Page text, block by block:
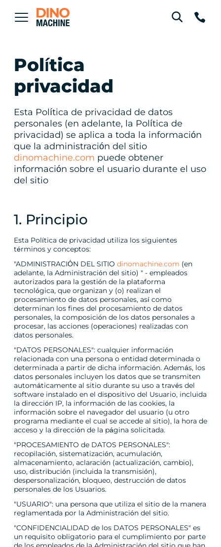
Política
privacidad
Esta Política de privacidad de datos
personales (en adelante, la Política de
privacidad) se aplica a toda la información
que la administración del sitio
dinomachine.com puede obtener
información sobre el usuario durante el uso
del sitio
1. Principio
Esta Política de privacidad utiliza los siguientes
términos y conceptos:
"ADMINISTRACIÓN DEL SITIO dinomachine.com (en
adelante, la Administración del sitio) " - empleados
autorizados para la gestión de la plataforma
tecnológica, que organizan y (o) realizan el
procesamiento de datos personales, así como
determinan los fines del procesamiento de datos
personales, la composición de los datos personales a
procesar, las acciones (operaciones) realizadas con
datos personales.
"DATOS PERSONALES": cualquier información
relacionada con una persona o entidad determinada o
determinada a partir de dicha información. Además, los
datos personales incluyen los datos que se transmiten
automáticamente al sitio durante su uso a través del
software instalado en el dispositivo del Usuario, incluida
la dirección IP, la información de las cookies, la
información sobre el navegador del usuario (u otro
programa mediante el cual se accede al sitio), la hora de
acceso y la dirección de la página solicitada.
"PROCESAMIENTO de DATOS PERSONALES":
recopilación, sistematización, acumulación,
almacenamiento, aclaración (actualización, cambio),
uso, distribución (incluida la transmisión),
despersonalización, bloqueo, destrucción de datos
personales de los Usuarios.
"USUARIO": una persona que utiliza el sitio de la manera
reglamentada por la Administración del sitio.
"CONFIDENCIALIDAD de los DATOS PERSONALES" es
un requisito obligatorio para el cumplimiento por parte